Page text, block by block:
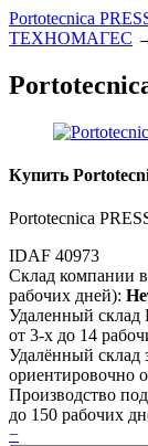
Portotecnica
ТЕХНОМАГЕС
Купить
Portotecnica
IDAF 40973
Склад компании
рабочих дней):
Удаленный склад
от 3-х до 14
Удалённый склад
ориентировочно
Производство
до 150 рабочих
−